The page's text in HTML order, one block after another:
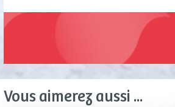
Vous aimerez aussi ...